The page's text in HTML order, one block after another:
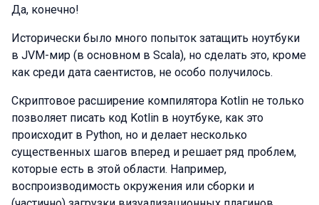
Да, конечно!
Исторически было много попыток затащить ноутбуки
в JVM-мир (в основном в Scala), но сделать это, кроме
как среди дата саентистов, не особо получилось.
Скриптовое расширение компилятора Kotlin не только
позволяет писать код Kotlin в ноутбуке, как это
происходит в Python, но и делает несколько
существенных шагов вперед и решает ряд проблем,
которые есть в этой области. Например,
воспроизводимость окружения или сборки и